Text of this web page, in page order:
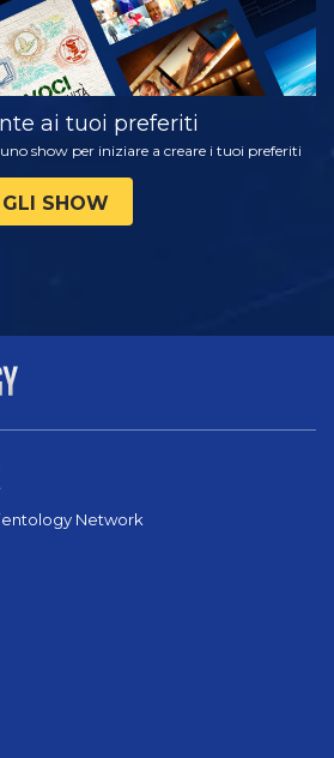
ai tuoi preferiti
show per iniziare a creare i tuoi preferiti
SHOW
Network